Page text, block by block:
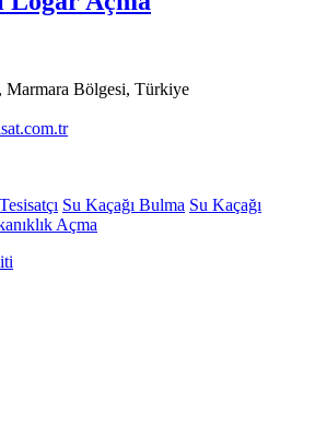
Marmara Bölgesi, Türkiye
Su Kaçağı Bulma Su Kaçağı
Açma